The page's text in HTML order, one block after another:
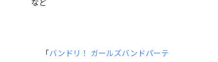
「バンドリ！ ガールズバンドパーテ